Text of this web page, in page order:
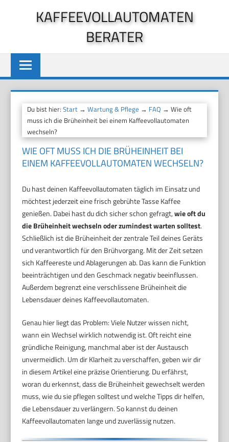
KAFFEEVOLLAUTOMATEN
BERATER
Du bist hier:Start →Wartung & Pflege → FAQ → Wie oft
muss ich die Brüheinheit bei einem Kaffeevollautomaten
wechseln?
WIE OFT MUSS ICH DIE BRÜHEINHEIT BEI
EINEM KAFFEEVOLLAUTOMATEN WECHSELN?
Du hast deinen Kaffeevollautomaten täglich im Einsatz und
möchtest jederzeit eine frisch gebrühte Tasse Kaffee
genießen. Dabei hast du dich sicher schon gefragt,wie oft du
die Brüheinheit wechseln oder zumindest warten solltest.
Schließlich ist die Brüheinheit der zentrale Teil deines Geräts
und verantwortlich für den Brühvorgang. Mit der Zeit setzen
sich Kaffeereste und Ablagerungen ab. Das kann die Funktion
beeinträchtigen und den Geschmack negativ beeinflussen.
Außerdem begrenzt eine verschlissene Brüheinheit die
Lebensdauer deines Kaffeevollautomaten.
Genau hier liegt das Problem: Viele Nutzer wissen nicht,
wann ein Wechsel wirklich notwendig ist. Oft reicht eine
gründliche Reinigung, manchmal aber ist der Austausch
unvermeidlich. Um dir Klarheit zu verschaffen, geben wir dir
in diesem Artikel eine präzise Orientierung. Du erfährst,
woran du erkennst, dass die Brüheinheit gewechselt werden
muss, wie du sie pflegen solltest und welche Tipps dir helfen,
die Lebensdauer zu verlängern. So kannst du deinen
Kaffeevollautomaten lange und zuverlässig nutzen.